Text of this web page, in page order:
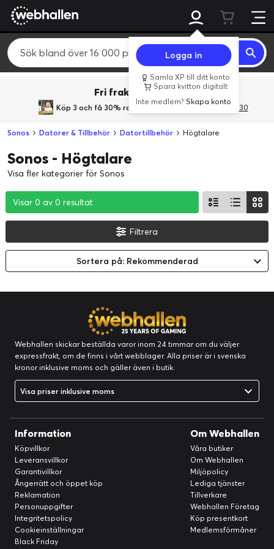
Logga in
Samla XP till ditt konto
Spara kvitton digitalt
Inte medlem?Skapa konto
Fri frakt över 800 kr.
Köp 3 och få 30% rabatt med rabattkoden 3Gives30
Sonos Datorer & Tillbehör Datortillbehör Högtalare
Sonos - Högtalare
Visa fler kategorier för Sonos
Visar 0 av 0 resultat
Visar 0 av 0 resultat
Visar 0 av 0 resultat
Filtrera
Sortera på: Rekommenderad
Webhallen skickar beställda varor inom 24 timmar om du väljer
expressfrakt, om de finns i vårt webblager. Alla priser är i svenska
kronor inklusive moms och gäller även i butik.
Visa priser inklusive moms
Information
Köpvillkor
Leveransvillkor
Garantivillkor
Ångerrätt och öppet köp
Reklamation
Personuppgifter
Integritetspolicy
Cookieinställningar
Black Friday
Om Webhallen
Våra butiker
Om Webhallen
Miljöpolicy
Lediga tjänster
Tillverkare
Webhallen Företag
Köp presentkort
Medlemsförmåner